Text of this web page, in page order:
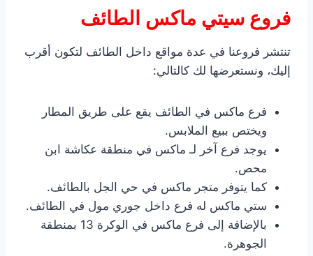
فروع سيتي ماكس الطائف
تنتشر فروعنا في عدة مواقع داخل الطائف لتكون أقرب
إليك، ونستعرضها لك كالتالي:
فرع ماكس في الطائف يقع على طريق المطار
ويختص ببيع الملابس.
يوجد فرع آخر لـ ماكس في منطقة عكاشة ابن
محص.
كما يتوفر متجر ماكس في حي الجل بالطائف.
ستي ماكس له فرع داخل جوري مول في الطائف.
بالإضافة إلى فرع ماكس في الوكرة 13 بمنطقة
الجوهرة.